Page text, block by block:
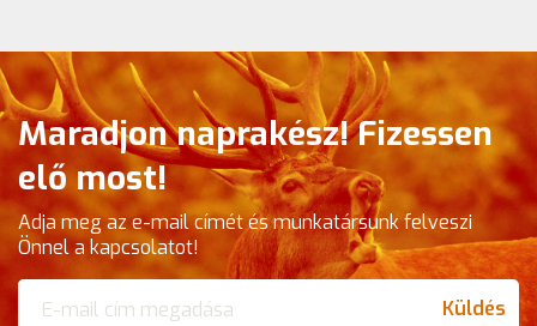
Maradjon naprakész! Fizessen
elő most!
Adja meg az e-mail címét és munkatársunk felveszi
Önnel a kapcsolatot!
Küldés